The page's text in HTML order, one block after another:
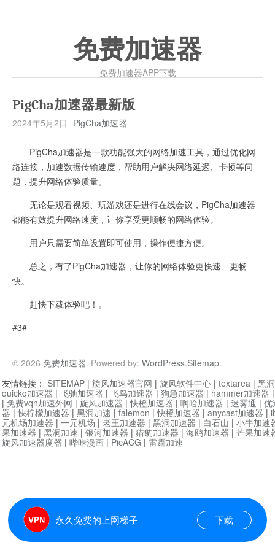
免费加速器
免费加速器APP下载
PigCha加速器最新版
2024年5月2日 PigCha加速器
PigCha加速器是一款功能强大的网络加速工具，通过优化网
络连接，加速数据传输速度，帮助用户解决网络延迟、卡顿等问
题，提升网络体验质量。
无论是观看视频、玩游戏还是进行在线会议，PigCha加速器
都能有效提升网络速度，让你享受更顺畅的网络体验。
用户只需要简单设置即可使用，操作便捷方便。
总之，有了PigCha加速器，让你的网络体验更快速、更畅
快。
赶快下载体验吧！。
#3#
© 2026 免费加速器. Powered by: WordPress.Sitemap.
永久免费的上网梯子 下载
友情链接： SITEMAP | 旋风加速器官网 | 旋风软件中心 | textarea | 黑
quickq加速器 | 飞驰加速器 | 飞鸟加速器 | 狗急加速器 | hammer加速器
| 免费vqn加速外网 | 旋风加速器 |快橙加速器 | 啊哈加速器 | 迷雾通 | 优
器 |快柠檬加速器 | 黑洞加速 | falemon |快橙加速器 | anycast加速器 |
元机场加速器 | 一元机场 | 老王加速器 | 黑洞加速器 | 白石山 | 小牛加速
果加速器 | 黑洞加速 | 银河加速器 | 猎豹加速器 | 海鸥加速器 | 芒果加速
旋风加速器度器 | 哔咔漫画 | PicACG | 雷霆加速